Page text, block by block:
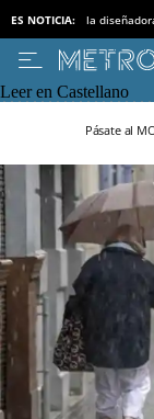
ES NOTICIA: la
Leer en Castellano
Pásate al